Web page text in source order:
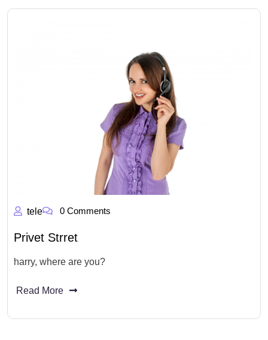
tele 0 Comments
Privet Strret
harry, where are you?
Read More